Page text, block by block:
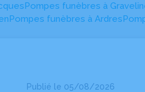
Pompes funèbres à
Pompes funèbres à Ardres
Publié le 05/08/2026